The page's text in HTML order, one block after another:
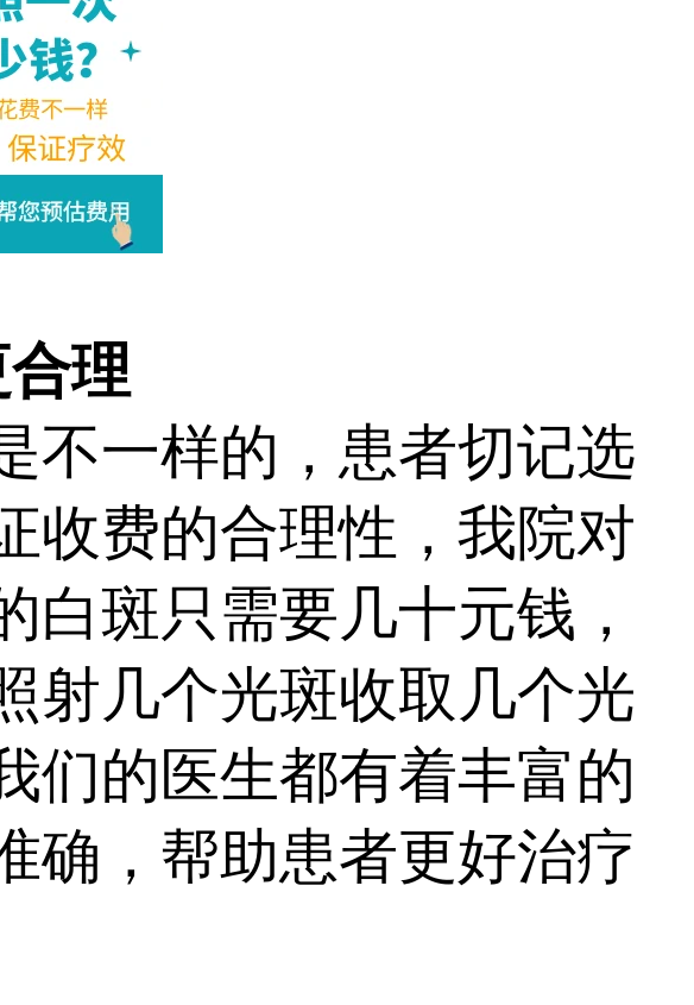
理
一样的，患者切记选
收费的合理性，我院对
白斑只需要几十元钱，
射几个光斑收取几个光
们的医生都有着丰富的
确，帮助患者更好治疗